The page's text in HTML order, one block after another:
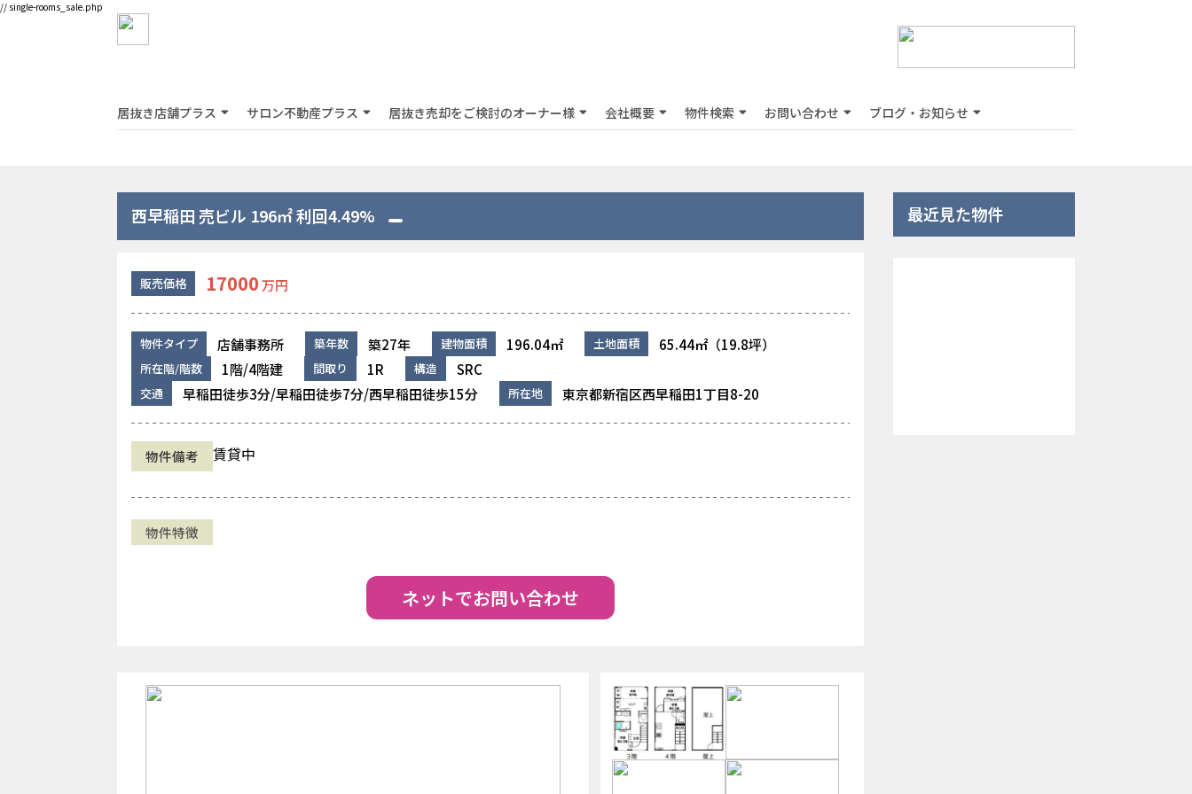
// single-rooms_sale.php
居抜き店舗プラス サロン不動産プラス 居抜き売却をご検討のオーナー様 会社概要 物件検索 お問い合わせ ブログ・お知らせ
西早稲田 売ビル 196㎡ 利回4.49%
販売価格 17000万円
物件タイプ 店舗事務所 築年数 築27年 建物面積 196.04㎡ 土地面積 65.44㎡（19.8坪）
所在階/階数 1階/4階建 間取り 1R 構造 SRC
交通 早稲田徒歩3分/早稲田徒歩7分/西早稲田徒歩15分 所在地 東京都新宿区西早稲田1丁目8-20
物件備考 賃貸中
物件特徴
ネットでお問い合わせ
最近見た物件